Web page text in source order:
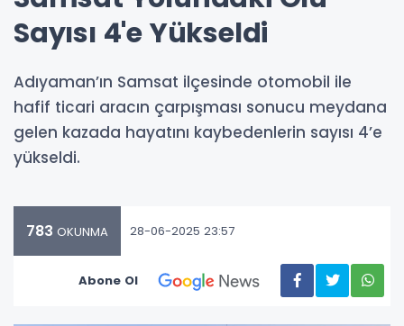
Sayısı 4'e Yükseldi
Adıyaman’ın Samsat ilçesinde otomobil ile
hafif ticari aracın çarpışması sonucu meydana
gelen kazada hayatını kaybedenlerin sayısı 4’e
yükseldi.
783 OKUNMA 28-06-2025 23:57
Abone Ol